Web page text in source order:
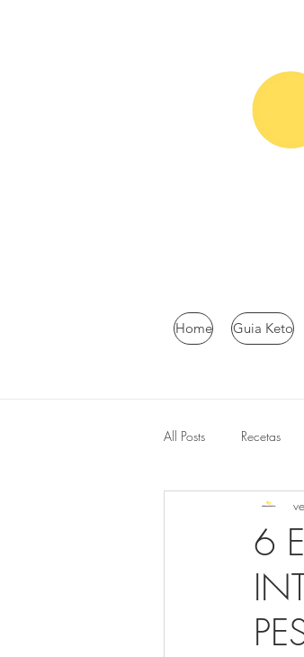
Home Guia Keto
All Posts Recetas
6